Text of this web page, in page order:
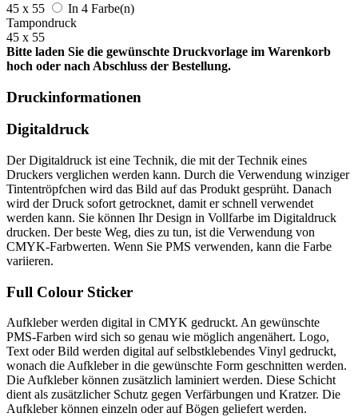
45 x 55
In 4 Farbe(n)
Tampondruck
45 x 55
Bitte laden Sie die gewünschte Druckvorlage im Warenkorb
hoch oder nach Abschluss der Bestellung.
Druckinformationen
Digitaldruck
Der Digitaldruck ist eine Technik, die mit der Technik eines
Druckers verglichen werden kann. Durch die Verwendung winziger
Tintentröpfchen wird das Bild auf das Produkt gesprüht. Danach
wird der Druck sofort getrocknet, damit er schnell verwendet
werden kann. Sie können Ihr Design in Vollfarbe im Digitaldruck
drucken. Der beste Weg, dies zu tun, ist die Verwendung von
CMYK-Farbwerten. Wenn Sie PMS verwenden, kann die Farbe
variieren.
Full Colour Sticker
Aufkleber werden digital in CMYK gedruckt. An gewünschte
PMS-Farben wird sich so genau wie möglich angenähert. Logo,
Text oder Bild werden digital auf selbstklebendes Vinyl gedruckt,
wonach die Aufkleber in die gewünschte Form geschnitten werden.
Die Aufkleber können zusätzlich laminiert werden. Diese Schicht
dient als zusätzlicher Schutz gegen Verfärbungen und Kratzer. Die
Aufkleber können einzeln oder auf Bögen geliefert werden.